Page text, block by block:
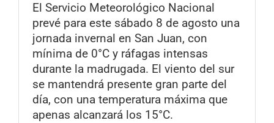
El Servicio Meteorológico Nacional
prevé para este sábado 8 de agosto una
jornada invernal en San Juan, con
mínima de 0°C y ráfagas intensas
durante la madrugada. El viento del sur
se mantendrá presente gran parte del
día, con una temperatura máxima que
apenas alcanzará los 15°C.